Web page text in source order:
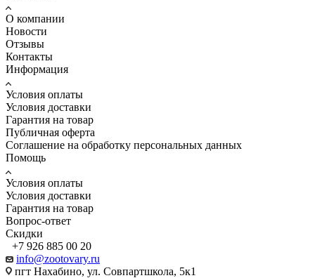
О компании
Новости
Отзывы
Контакты
Информация
Условия оплаты
Условия доставки
Гарантия на товар
Публичная оферта
Соглашение на обработку персональных данных
Помощь
Условия оплаты
Условия доставки
Гарантия на товар
Вопрос-ответ
Скидки
+7 926 885 00 20
info@zootovary.ru
пгт Нахабино, ул. Совпартшкола, 5к1